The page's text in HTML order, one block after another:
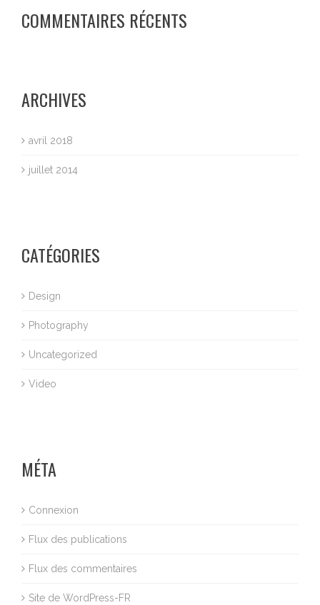
COMMENTAIRES RÉCENTS
ARCHIVES
avril 2018
juillet 2014
CATÉGORIES
Design
Photography
Uncategorized
Video
MÉTA
Connexion
Flux des publications
Flux des commentaires
Site de WordPress-FR